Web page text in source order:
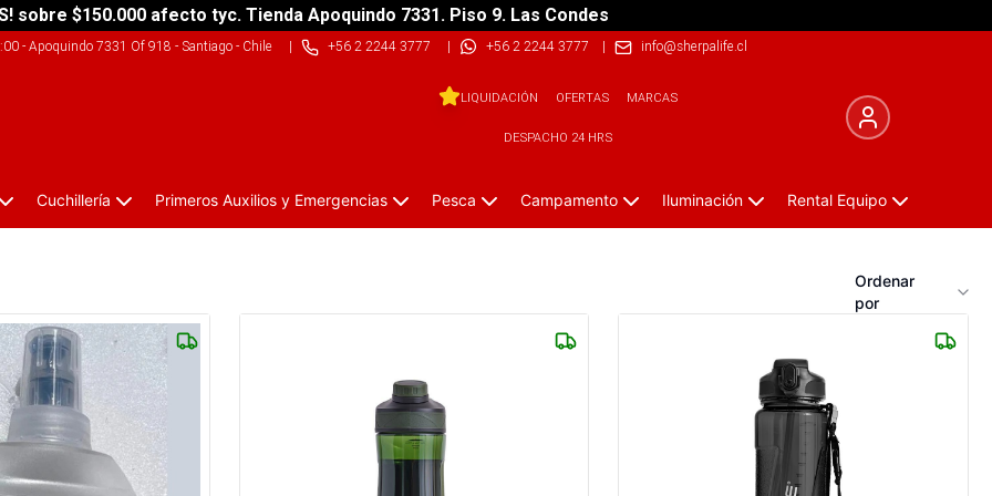
sobre $150.000 afecto tyc. Tienda Apoquindo 7331. Piso 9. Las Condes
- Apoquindo 7331 Of 918 - Santiago - Chile| +56 2 2244 3777 | +56 2 2244 3777 | info@sherpalife.cl
LIQUIDACIÓN OFERTAS MARCAS
DESPACHO 24 HRS
Cuchillería Primeros Auxilios y Emergencias Pesca Campamento Iluminación Rental Equipo
Ordenar
por